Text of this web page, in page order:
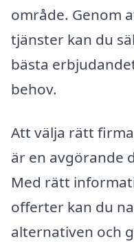
område. Genom
tjänster kan du
bästa
behov.
Att välja rätt
är en avgörande
Med rätt
offerter kan du
alternativen och